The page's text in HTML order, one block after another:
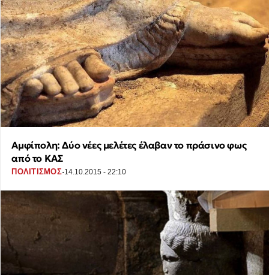
Αμφίπολη: Δύο νέες μελέτες έλαβαν το πράσινο φως
από το ΚΑΣ
ΠΟΛΙΤΙΣΜΟΣ·14.10.2015 - 22:10